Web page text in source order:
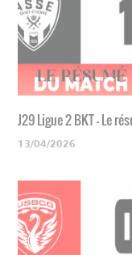
J29 Ligue 2 BKT - Le
13/04/2026